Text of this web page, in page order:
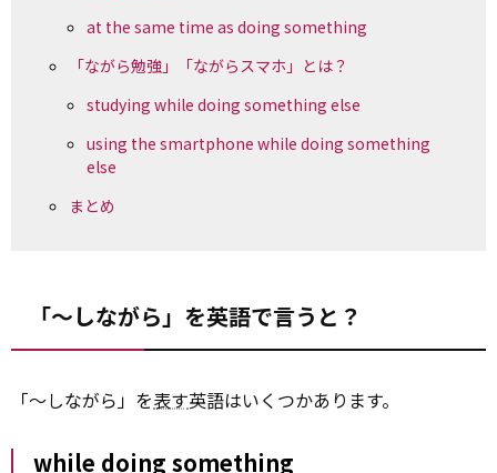
at the same time as doing something
「ながら勉強」「ながらスマホ」とは？
studying while doing something else
using the smartphone while doing something
else
まとめ
「～しながら」を英語で言うと？
「～しながら」を表す英語はいくつかあります。
while doing something